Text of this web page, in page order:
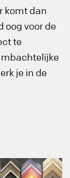
komt dan
oog voor de
te
je in de